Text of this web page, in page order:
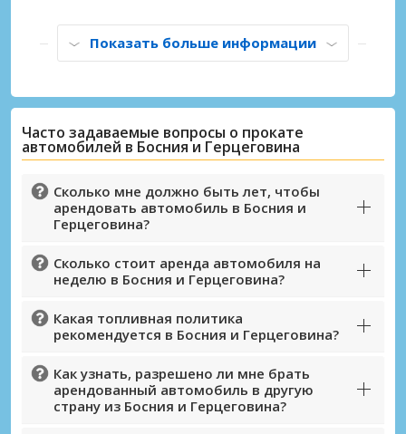
Показать больше информации
Часто задаваемые вопросы о прокате
автомобилей в Босния и Герцеговина
Сколько мне должно быть лет, чтобы
арендовать автомобиль в Босния и
Герцеговина?
Сколько стоит аренда автомобиля на
неделю в Босния и Герцеговина?
Какая топливная политика
рекомендуется в Босния и Герцеговина?
Как узнать, разрешено ли мне брать
арендованный автомобиль в другую
страну из Босния и Герцеговина?